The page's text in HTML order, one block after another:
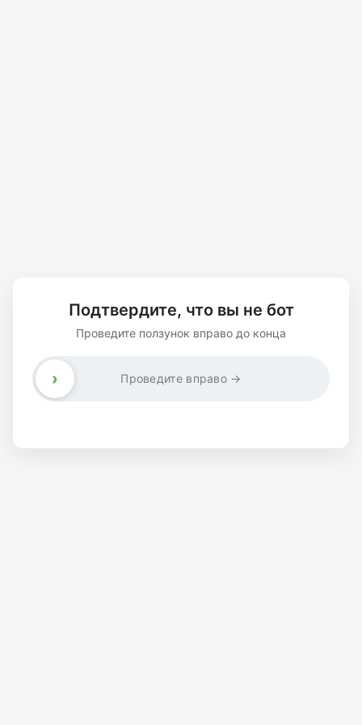
Подтвердите, что вы не бот
Проведите ползунок вправо до конца
Проведите вправо →
›